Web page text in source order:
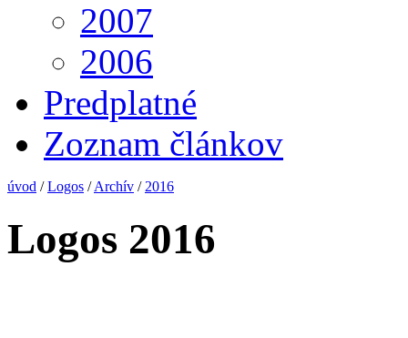
2007
2006
Predplatné
Zoznam článkov
úvod /Logos /Archív / 2016
Logos 2016